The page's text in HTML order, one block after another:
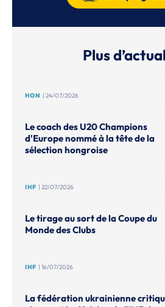
Plus
HON | 24/07/2026
Le coach des U20 Champions
d'Europe nommé à la tête de la
sélection hongroise
IHF | 22/07/2026
Le tirage au sort de la Coupe du
Monde des Clubs
IHF | 16/07/2026
La fédération ukrainienne